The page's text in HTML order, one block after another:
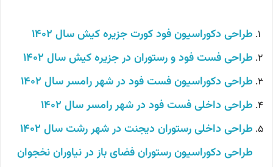
طراحی دکوراسیون فود کورت جزیره کیشسال 1402
طراحی فست فود و رستوران در جزیره کیش سال 1402
طراحی دکوراسیون فست فود در شهر رامسر سال 1402
طراحی داخلی فست فود در شهر رامسر سال 1402
طراحی داخلی رستوران دیجنت در شهر رشت سال 1402
طراحی دکوراسیون رستوران فضای باز در نیاوران نخجوان